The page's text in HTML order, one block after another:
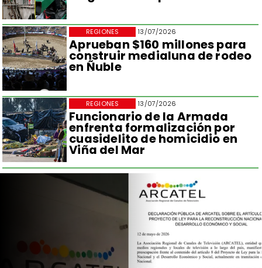
13/07/2026
Aprueban $160 millones para
construir medialuna de rodeo
en Ñuble
REGIONES
13/07/2026
Funcionario de la Armada
enfrenta formalización por
cuasidelito de homicidio en
Viña del Mar
REGIONES